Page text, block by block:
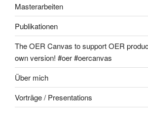
Masterarbeiten
Publikationen
The OER Canvas to support OER
own version! #oer #oercanvas
Über mich
Vorträge / Presentations